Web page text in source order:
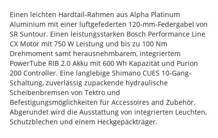
Einen leichten Hardtail-Rahmen aus Alpha Platinum
Aluminium mit einer luftgefederten 120-mm-Federgabel von
SR Suntour. Einen leistungsstarken Bosch Performance Line
CX Motor mit 750 W Leistung und bis zu 100 Nm
Drehmoment samt herausnehmbarem, integriertem
PowerTube RIB 2.0 Akku mit 600 Wh Kapazität und Purion
200 Controller. Eine langlebige Shimano CUES 10-Gang-
Schaltung, zuverlässig zupackende hydraulische
Scheibenbremsen von Tektro und
Befestigungsmöglichkeiten für Accessoires and Zubehör.
Abgerundet wird die Ausstattung von integrierten Leuchten,
Schutzblechen und einem Heckgepäckträger.